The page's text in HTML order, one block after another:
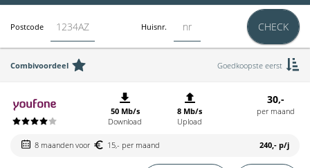
Postcode Huisnr. CHECK
Combivoordeel Goedkoopste eerst
50 Mb/s
Download
8 Mb/s
Upload
30,-
per maand
8 maanden voor 15,- per maand 240,- p/j